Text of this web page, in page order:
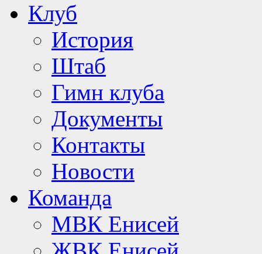
Клуб
История
Штаб
Гимн клуба
Документы
Контакты
Новости
Команда
МВК Енисей